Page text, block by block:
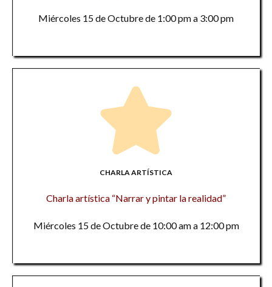
Miércoles 15 de Octubre de 1:00 pm a 3:00 pm
CHARLA ARTÍSTICA
Charla artística “Narrar y pintar la realidad”
Miércoles 15 de Octubre de 10:00 am a 12:00 pm